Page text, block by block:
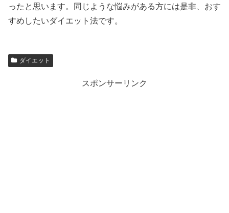
ったと思います。同じような悩みがある方には是非、おす
すめしたいダイエット法です。
ダイエット
スポンサーリンク